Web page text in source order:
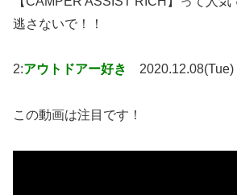
逃さないで！！
2:アウトドアー好き 2020.12.08(Tue)
この動画は注目です！